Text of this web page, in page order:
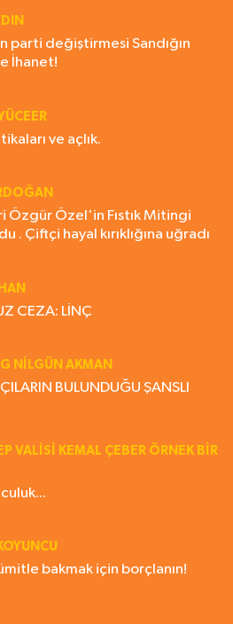
parti değiştirmesi Sandığın
İhanet!
ve açlık.
Özgür Özel'in Fıstık Mitingi
. Çiftçi hayal kırıklığına uğradı
CEZA: LİNÇ
NILGÜN AKMAN
BULUNDUĞU ŞANSLI
VALISI KEMAL ÇEBER ÖRNEK BİR
bakmak için borçlanın!